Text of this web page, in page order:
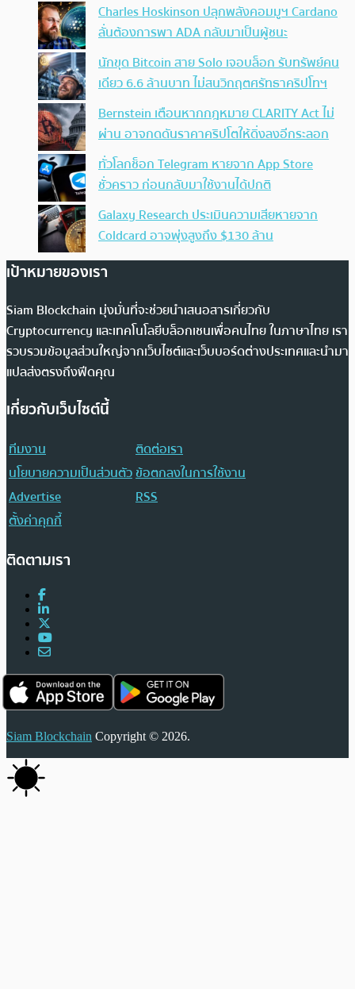
Charles Hoskinson ปลุกพลังคอมมูฯ Cardano
ลั่นต้องการพา ADA กลับมาเป็นผู้ชนะ
นักขุด Bitcoin สาย Solo เจอบล็อก รับทรัพย์คน
เดียว 6.6 ล้านบาท ไม่สนวิกฤตศรัทธาคริปโทฯ
Bernstein เตือนหากกฎหมาย CLARITY Act ไม่
ผ่าน อาจกดดันราคาคริปโตให้ดิ่งลงอีกระลอก
ทั่วโลกช็อก Telegram หายจาก App Store
ชั่วคราว ก่อนกลับมาใช้งานได้ปกติ
Galaxy Research ประเมินความเสียหายจาก
Coldcard อาจพุ่งสูงถึง $130 ล้าน
เป้าหมายของเรา
Siam Blockchain มุ่งมั่นที่จะช่วยนำเสนอสารเกี่ยวกับ
Cryptocurrency และเทคโนโลยีบล็อกเชนเพื่อคนไทย ในภาษาไทย เรา
รวบรวมข้อมูลส่วนใหญ่จากเว็บไซต์และเว็บบอร์ดต่างประเทศและนำมา
แปลส่งตรงถึงฟีดคุณ
เกี่ยวกับเว็บไซต์นี้
ทีมงาน
ติดต่อเรา
นโยบายความเป็นส่วนตัวข้อตกลงในการใช้งาน
Advertise
RSS
ตั้งค่าคุกกี้
ติดตามเรา
Siam Blockchain Copyright © 2026.